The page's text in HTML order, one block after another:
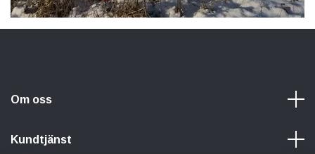
Om oss
Kundtjänst